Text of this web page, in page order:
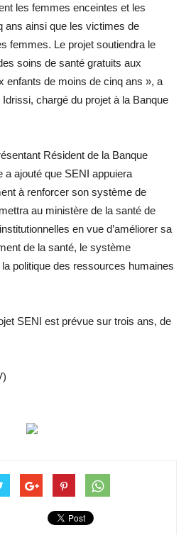
les femmes enceintes et les
ans ainsi que les victimes de
femmes. Le projet soutiendra le
soins de santé gratuits aux
enfants de moins de cinq ans », a
chargé du projet à la Banque
Résident de la Banque
a ajouté que SENI appuiera
à renforcer son système de
au ministère de la santé de
en vue d’améliorer sa
de la santé, le système
la politique des ressources humaines
SENI est prévue sur trois ans, de